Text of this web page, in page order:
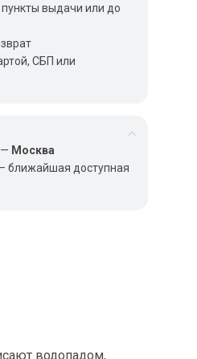
выдачи или до
СБП или
Москва
ближайшая доступная
водопадом,